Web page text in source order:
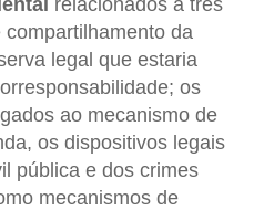
da
legal que estaria
os
ao mecanismo de
os dispositivos legais
pública e dos crimes
mecanismos de